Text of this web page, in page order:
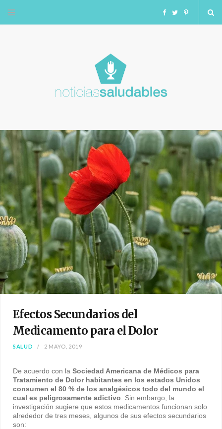
F
k
T
r
I
m
Efectos Secundarios del
Medicamento para el Dolor
SALUD 2 MAYO, 2019
De acuerdo con la Sociedad Americana de Médicos para
Tratamiento de Dolor habitantes en los estados Unidos
consumen el 80 % de los analgésicos todo del mundo el
cual es peligrosamente adictivo . Sin embargo, la
investigación sugiere que estos medicamentos funcionan solo
alrededor de tres meses, algunos de sus efectos secundarios
son: